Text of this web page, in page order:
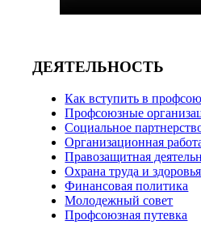
ДЕЯТЕЛЬНОСТЬ
Как вступить в
Профсоюзные
Социальное
Организационная
Правозащитная
Охрана труда и здоровья
Финансовая политика
Молодежный совет
Профсоюзная путевка